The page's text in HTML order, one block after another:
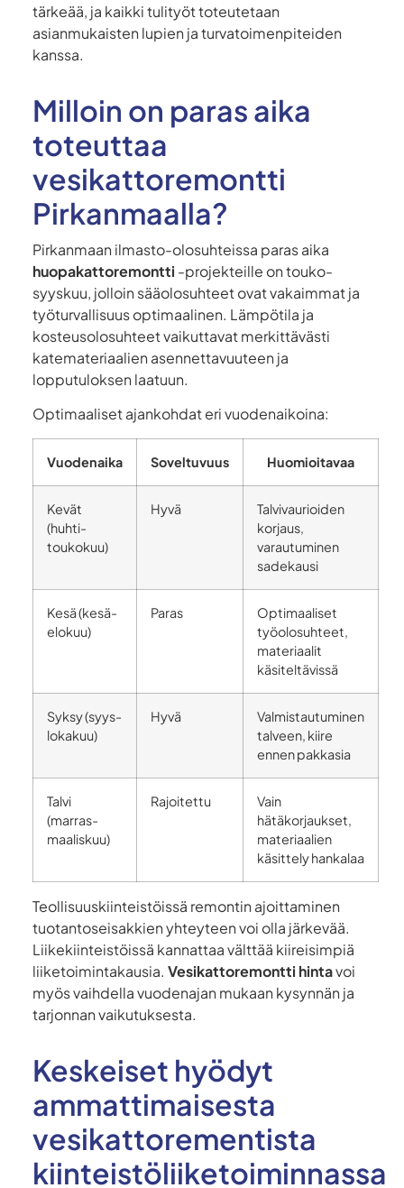
tärkeää, ja kaikki tulityöt toteutetaan
asianmukaisten lupien ja turvatoimenpiteiden
kanssa.
Milloin on paras aika
toteuttaa
vesikattoremontti
Pirkanmaalla?
Pirkanmaan ilmasto-olosuhteissa paras aika
huopakattoremontti -projekteille on touko-
syyskuu, jolloin sääolosuhteet ovat vakaimmat ja
työturvallisuus optimaalinen. Lämpötila ja
kosteusolosuhteet vaikuttavat merkittävästi
katemateriaalien asennettavuuteen ja
lopputuloksen laatuun.
Optimaaliset ajankohdat eri vuodenaikoina:
Vuodenaika Soveltuvuus Huomioitavaa
Kevät
(huhti-
toukokuu)
Hyvä
Talvivaurioiden
korjaus,
varautuminen
sadekausi
Kesä (kesä-
elokuu)
Paras
Optimaaliset
työolosuhteet,
materiaalit
käsiteltävissä
Syksy (syys-
lokakuu)
Hyvä
Valmistautuminen
talveen, kiire
ennen pakkasia
Talvi
(marras-
maaliskuu)
Rajoitettu
Vain
hätäkorjaukset,
materiaalien
käsittely hankalaa
Teollisuuskiinteistöissä remontin ajoittaminen
tuotantoseisakkien yhteyteen voi olla järkevää.
Liikekiinteistöissä kannattaa välttää kiireisimpiä
liiketoimintakausia. Vesikattoremontti hintavoi
myös vaihdella vuodenajan mukaan kysynnän ja
tarjonnan vaikutuksesta.
Keskeiset hyödyt
ammattimaisesta
vesikattorementista
kiinteistöliiketoiminnassa